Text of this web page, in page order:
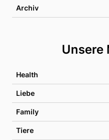
Archiv
Unsere
Health
Liebe
Family
Tiere